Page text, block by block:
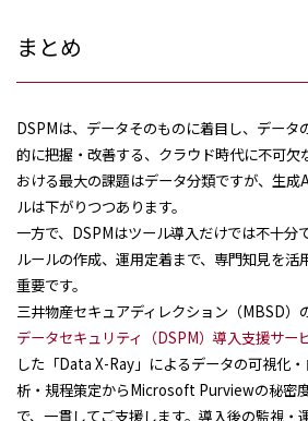
まとめ
DSPMは、データそのものに着目し、データ
的に把握・改善する、クラウド時代に不可欠
おける最大の課題はデータ分類ですが、生成
ルは下がりつつあります。
一方で、DSPMはツール導入だけでは不十分
ルールの作成、運用定着まで、専門知見を活
重要です。
三井物産セキュアディレクション（MBSD）
データセキュリティ（DSPM）導入支援サー
した「Data X-Ray」によるデータの可視化
析・規程策定からMicrosoft Purviewの秘密
で、一貫してご支援します。導入後の監視・